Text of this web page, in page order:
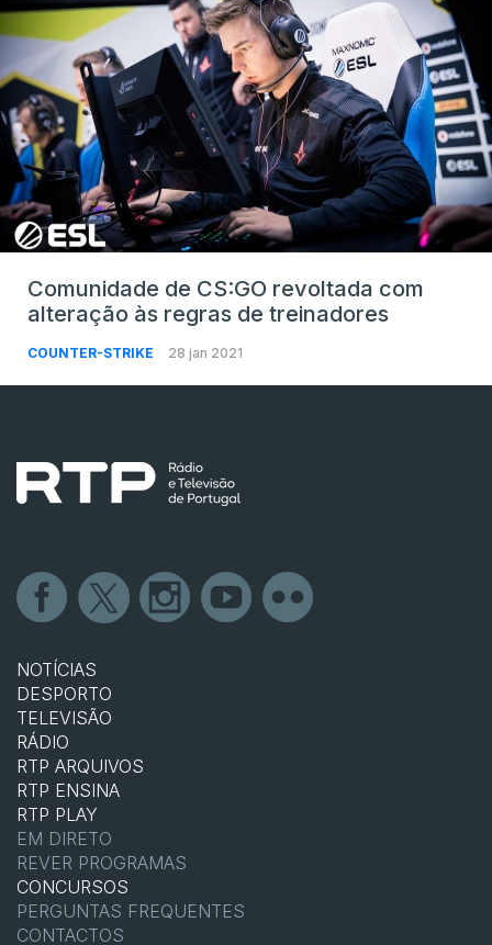
Comunidade de CS:GO revoltada com
alteração às regras de treinadores
COUNTER-STRIKE 28 jan 2021
NOTÍCIAS
DESPORTO
TELEVISÃO
RÁDIO
RTP ARQUIVOS
RTP ENSINA
RTP PLAY
EM DIRETO
REVER PROGRAMAS
CONCURSOS
PERGUNTAS FREQUENTES
CONTACTOS